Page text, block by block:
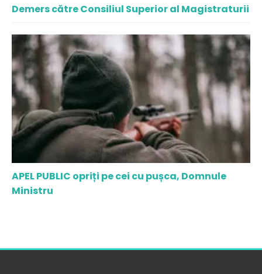
Demers către Consiliul Superior al Magistraturii
APEL PUBLIC opriți pe cei cu pușca, Domnule
Ministru